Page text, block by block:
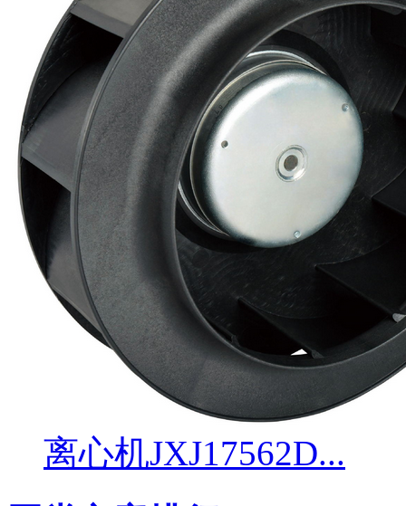
离心机JXJ17562D...